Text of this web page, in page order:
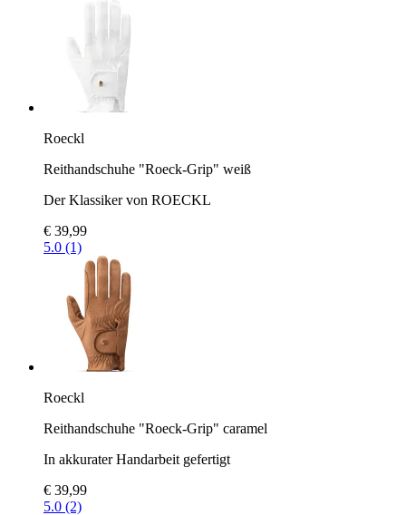
Roeckl
Reithandschuhe "Roeck-Grip" weiß
Der Klassiker von ROECKL
€ 39,99
5.0 (1)
Roeckl
Reithandschuhe "Roeck-Grip" caramel
In akkurater Handarbeit gefertigt
€ 39,99
5.0 (2)